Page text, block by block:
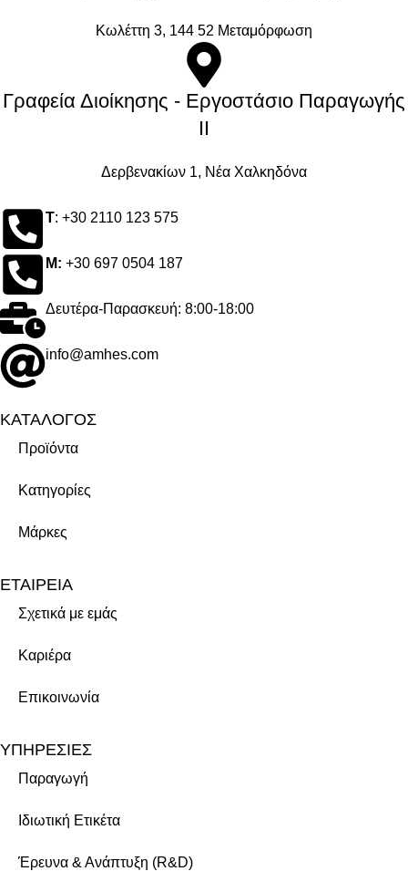
Kωλέττη 3, 144 52 Μεταμόρφωση
Γραφεία Διοίκησης - Εργοστάσιο Παραγωγής
ΙΙ
Δερβενακίων 1, Νέα Χαλκηδόνα
Τ: +30 2110 123 575
M: +30 697 0504 187
Δευτέρα-Παρασκευή: 8:00-18:00
info@amhes.com
ΚΑΤΑΛΟΓΟΣ
Προϊόντα
Κατηγορίες
Μάρκες
ΕΤΑΙΡΕΙΑ
Σχετικά με εμάς
Καριέρα
Επικοινωνία
ΥΠΗΡΕΣΙΕΣ
Παραγωγή
Ιδιωτική Ετικέτα
Έρευνα & Ανάπτυξη (R&D)